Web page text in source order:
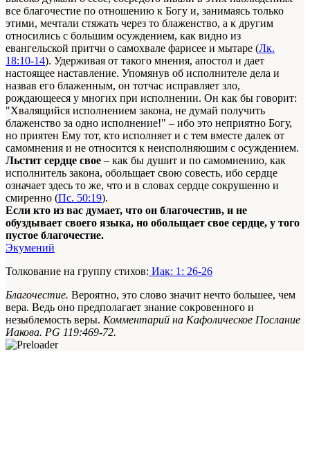
все благочестие по отношению к Богу и, занимаясь только
этими, мечтали стяжать через то блаженство, а к другим
относились с большим осуждением, как видно из
евангельской притчи о самохвале фарисее и мытаре (Лк.
18:10-14). Удерживая от такого мнения, апостол и дает
настоящее наставление. Упомянув об исполнителе дела и
назвав его блаженным, он тотчас исправляет зло,
рождающееся у многих при исполнении. Он как бы говорит:
"Хвалящийся исполнением закона, не думай получить
блаженство за одно исполнение!" – ибо это неприятно Богу,
но приятен Ему тот, кто исполняет и с тем вместе далек от
самомнения и не относится к неисполняюшим с осуждением.
Льстит сердце свое – как бы душит и по самомнению, как
исполнитель закона, обольщает свою совесть, ибо сердце
означает здесь то же, что и в словах сердце сокрушенно и
смиренно (Пс. 50:19).
Если кто из вас думает, что он благочестив, и не
обуздывает своего языка, но обольщает свое сердце, у того
пустое благочестие.
Экумений
Толкование на группу стихов: Иак: 1: 26-26
Благочестие. Вероятно, это слово значит нечто большее, чем
вера. Ведь оно предполагает знание сокровенного и
незыблемость веры. Комментарий на Кафолическое Послание
Иакова. PG 119:469-72.